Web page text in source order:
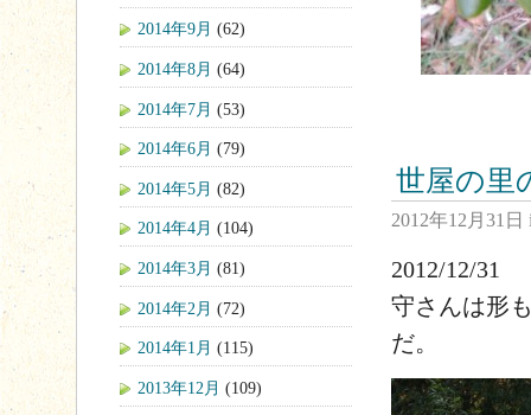
世屋の
2012年12月31日
2012/12/31
守さんは形
だ。
2014年9月 (62)
2014年8月 (64)
2014年7月 (53)
2014年6月 (79)
2014年5月 (82)
2014年4月 (104)
2014年3月 (81)
2014年2月 (72)
2014年1月 (115)
2013年12月 (109)